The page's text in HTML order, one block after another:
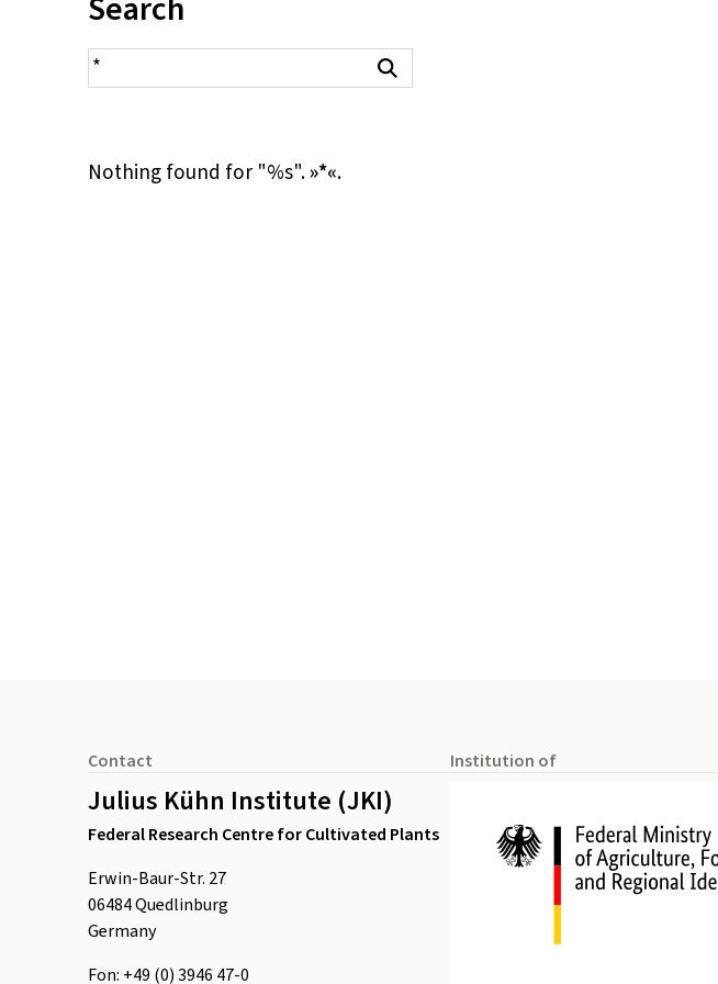
search result
Nothing found for "%s".»*«.
Contact
Julius Kühn Institute (JKI)
Federal Research Centre for Cultivated Plants
Erwin-Baur-Str. 27
06484Quedlinburg
Germany
Fon: +49 (0) 3946 47-0
Institution of